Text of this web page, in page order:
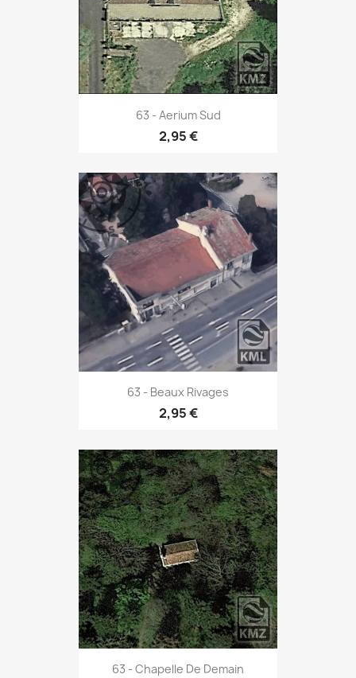
63 - Aerium Sud
2,95 €
63 - Beaux Rivages
2,95 €
63 - Chapelle De Demain